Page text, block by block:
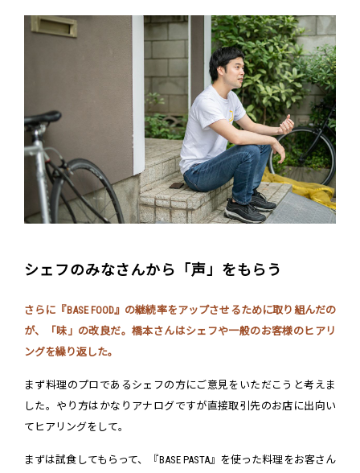
シェフのみなさんから「声」をもらう
さらに『BASE FOOD』の継続率をアップさせるために取り組んだの
が、「味」の改良だ。橋本さんはシェフや一般のお客様のヒアリ
ングを繰り返した。
まず料理のプロであるシェフの方にご意見をいただこうと考えま
した。やり方はかなりアナログですが直接取引先のお店に出向い
てヒアリングをして。
まずは試食してもらって、『BASE PASTA』を使った料理をお客さん